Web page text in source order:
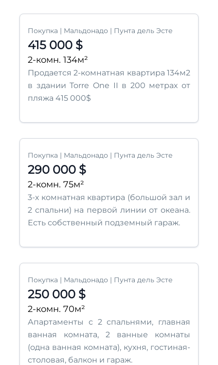
Покупка | Мальдонадо | Пунта дель Эсте
415 000 $
2-комн. 134м²
Продается 2-комнатная квартира 134м2
в здании Torre One II в 200 метрах от
пляжа 415 000$
Покупка | Мальдонадо | Пунта дель Эсте
290 000 $
2-комн. 75м²
3-х комнатная квартира (большой зал и
2 спальни) на первой линии от океана.
Есть собственный подземный гараж.
Покупка | Мальдонадо | Пунта дель Эсте
250 000 $
2-комн. 70м²
Апартаменты с 2 спальнями, главная
ванная комната, 2 ванные комнаты
(одна ванная комната), кухня, гостиная-
столовая, балкон и гараж.